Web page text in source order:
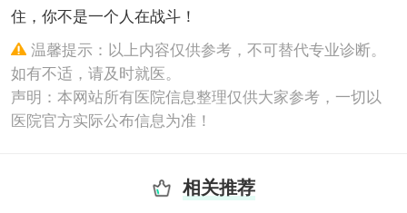
住，你不是一个人在战斗！
温馨提示：以上内容仅供参考，不可替代专业诊断。
如有不适，请及时就医。
声明：本网站所有医院信息整理仅供大家参考，一切以
医院官方实际公布信息为准！
相关推荐